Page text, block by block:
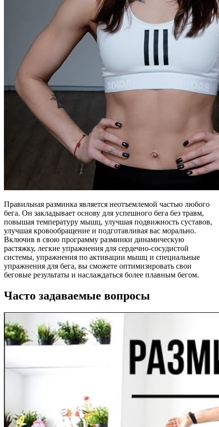
Правильная разминка является неотъемлемой частью любого
бега. Он закладывает основу для успешного бега без травм,
повышая температуру мышц, улучшая подвижность суставов,
улучшая кровообращение и подготавливая вас морально.
Включив в свою программу разминки динамическую
растяжку, легкие упражнения для сердечно-сосудистой
системы, упражнения по активации мышц и специальные
упражнения для бега, вы сможете оптимизировать свои
беговые результаты и наслаждаться более плавным бегом.
Часто задаваемые вопросы